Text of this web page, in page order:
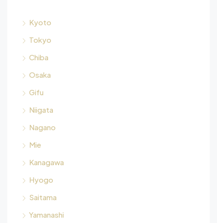
Kyoto
Tokyo
Chiba
Osaka
Gifu
Niigata
Nagano
Mie
Kanagawa
Hyogo
Saitama
Yamanashi